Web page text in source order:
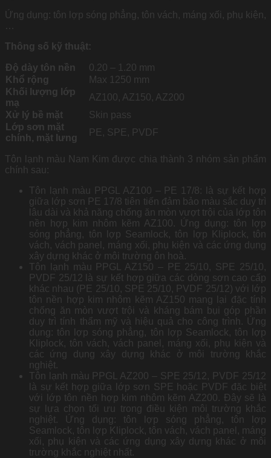
Ứng dụng: tôn lợp sóng phẳng, tôn vách, máng xối, phụ kiện,
Thông số kỹ thuật:
Độ dày tôn nền
0.20 – 1.20 mm
Khổ rộng
Max 1250 mm
Khối lượng lớp
mạ
AZ100, AZ150, AZ200
Xử lý bề mặt
Skin pass
Lớp sơn mặt
chính, mặt lưng
PE, SPE, PVDF
Tôn lạnh màu Nam Kim được chia thành 3 nhóm sản phẩm
chính sau:
Tôn lạnh màu PPGL AZ100 – PE 17/8: là sự kết hợp
giữa lớp sơn PE 17/8 tiên tiến đảm bảo màu sắc duy trì
lâu dài và khả năng chống ăn mòn vượt trội của lớp tôn
nền hợp kim nhôm kẽm AZ100. Ứng dụng: tôn lợp
sóng phẳng, tôn lợp Seamlock, tôn lợp Kliplock, tôn
vách, vách panel, máng xối, phụ kiện và các ứng dụng
xây dựng khác ở môi trường ôn hoà.
Tôn lạnh màu PPGL AZ150 – PE 25/10, SPE 25/10,
PVDF 25/12 là sự kết hợp giữa các dòng sơn cao cấp
khác nhau (PE 25/10, SPE 25/10, PVDF 25/12) với lớp
tôn nền hợp kim nhôm kẽm AZ150 mang lại đặc tính
chống ăn mòn vượt trội và kháng bám bụi góp phần
duy trì tính thẩm mỹ và hiệu quả cho công trình. Ứng
dụng: tôn lợp sóng phẳng, tôn lợp Seamlock, tôn lợp
Kliplock, tôn vách, vách panel, máng xối, phụ kiện và
các ứng dụng xây dựng khác ở môi trường khắc
nghiệt.
Tôn lạnh màu PPGL AZ200 – SPE 25/12, PVDF 25/12
là sự kết hợp giữa lớp sơn SPE hoặc PVDF đặc biệt
với lớp tôn nền hợp kim nhôm kẽm AZ200. Đây sẽ là
sự lựa chọn tối ưu trong điều kiện môi trường khắc
nghiệt. Ứng dụng: tôn lợp sóng phẳng, tôn lợp
Seamlock, tôn lợp Kliplock, tôn vách, vách panel, máng
xối, phụ kiện và các ứng dụng xây dựng khác ở môi
trường khắc nghiệt nhất.